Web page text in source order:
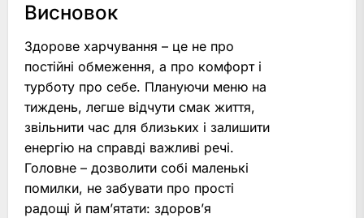
Висновок
Здорове харчування – це не про
постійні обмеження, а про комфорт і
турботу про себе. Плануючи меню на
тиждень, легше відчути смак життя,
звільнити час для близьких і залишити
енергію на справді важливі речі.
Головне – дозволити собі маленькі
помилки, не забувати про прості
радощі й пам’ятати: здоров’я